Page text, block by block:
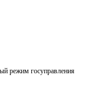
режим госуправления